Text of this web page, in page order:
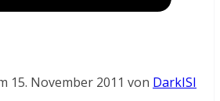
15. November 2011 von DarkISI